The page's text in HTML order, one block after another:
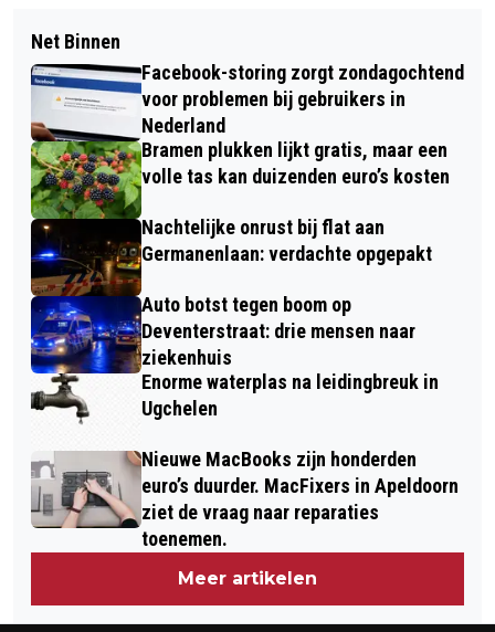
Net Binnen
Facebook-storing zorgt zondagochtend
voor problemen bij gebruikers in
Nederland
Bramen plukken lijkt gratis, maar een
volle tas kan duizenden euro’s kosten
Nachtelijke onrust bij flat aan
Germanenlaan: verdachte opgepakt
Auto botst tegen boom op
Deventerstraat: drie mensen naar
ziekenhuis
Enorme waterplas na leidingbreuk in
Ugchelen
Nieuwe MacBooks zijn honderden
euro’s duurder. MacFixers in Apeldoorn
ziet de vraag naar reparaties
toenemen.
Meer artikelen